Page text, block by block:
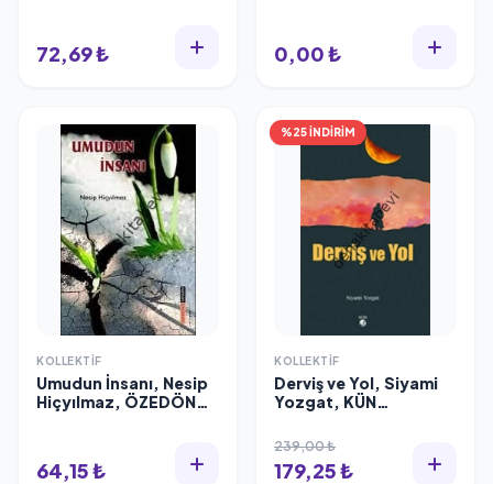
72,69 ₺ 0,00 ₺
KOLLEKTIF
Umudun İnsanı, Nesip
Hiçyılmaz, ÖZEDÖNÜŞ
64,15 ₺
%25 İNDİRİM
KOLLEKTIF
Derviş ve Yol, Siyami
Yozgat, KÜN
239,00 ₺
179,25 ₺